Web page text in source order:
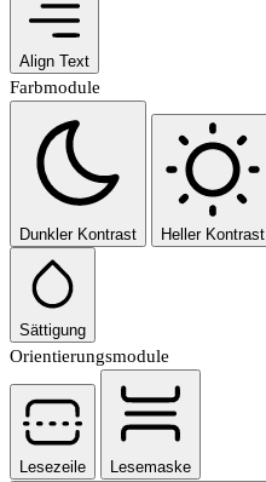
Align Text
Farbmodule
Dunkler Kontrast Heller Kontrast
Sättigung
Orientierungsmodule
Lesezeile
Lesemaske